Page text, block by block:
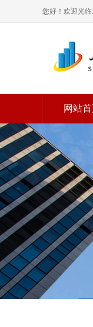
您好！欢迎光
网站